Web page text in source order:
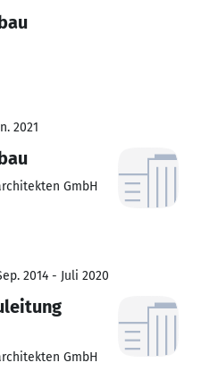
2021
GmbH
2014 - Juli 2020
GmbH